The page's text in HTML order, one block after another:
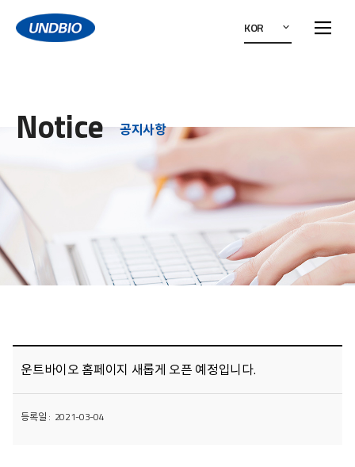
KOR
Notice 공지사항
운트바이오 홈페이지 새롭게 오픈 예정입니다.
등록일 : 2021-03-04